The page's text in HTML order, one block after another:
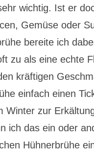
wichtig. Ist er
Gemüse oder
bereite ich
zu als eine echte
kräftigen
einfach einen
Winter zur
ich das ein oder
Hühnerbrühe